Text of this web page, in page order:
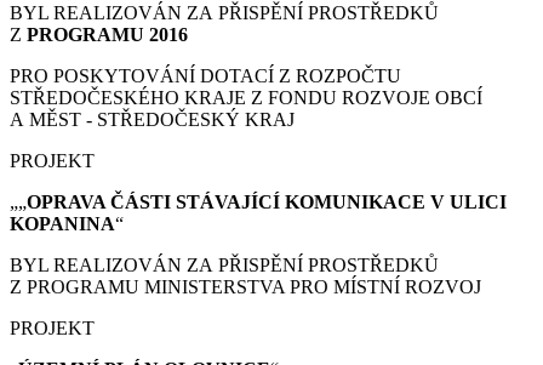
BYL REALIZOVÁN ZA PŘISPĚNÍ PROSTŘEDKŮ
Z PROGRAMU 2016
PRO POSKYTOVÁNÍ DOTACÍ Z ROZPOČTU
STŘEDOČESKÉHO KRAJE Z FONDU ROZVOJE OBCÍ
A MĚST - STŘEDOČESKÝ KRAJ
PROJEKT
„„OPRAVA ČÁSTI STÁVAJÍCÍ KOMUNIKACE V ULICI
KOPANINA“
BYL REALIZOVÁN ZA PŘISPĚNÍ PROSTŘEDKŮ
Z PROGRAMU MINISTERSTVA PRO MÍSTNÍ ROZVOJ
PROJEKT